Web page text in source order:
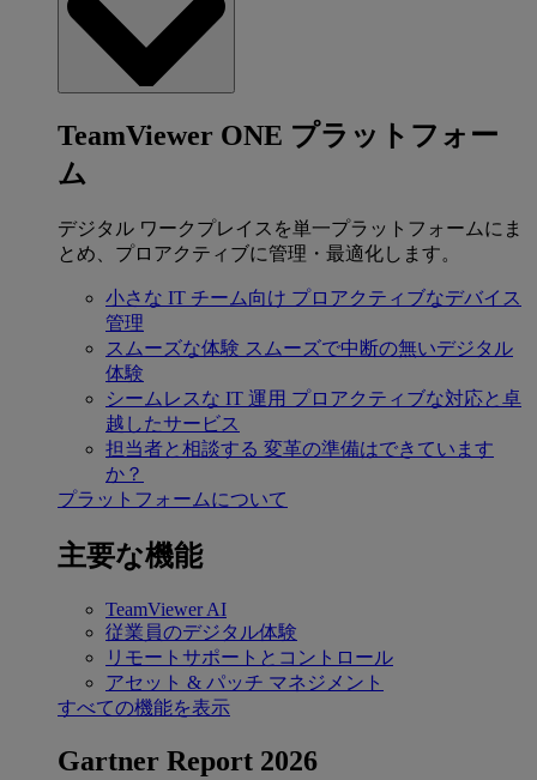
TeamViewer ONE プラットフォー
ム
デジタル ワークプレイスを単一プラットフォームにま
とめ、プロアクティブに管理・最適化します。
小さな IT チーム向け プロアクティブなデバイス
管理
スムーズな体験 スムーズで中断の無いデジタル
体験
シームレスな IT 運用 プロアクティブな対応と卓
越したサービス
担当者と相談する 変革の準備はできています
か？
プラットフォームについて
主要な機能
TeamViewer AI
従業員のデジタル体験
リモートサポートとコントロール
アセット & パッチ マネジメント
すべての機能を表示
Gartner Report 2026